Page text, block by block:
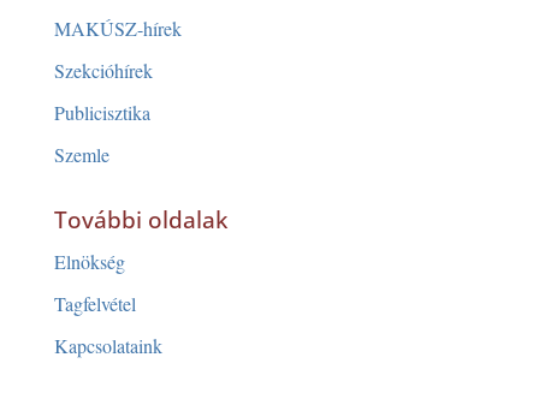
MAKÚSZ-hírek
Szekcióhírek
Publicisztika
Szemle
További oldalak
Elnökség
Tagfelvétel
Kapcsolataink